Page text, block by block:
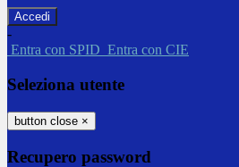
-
Entra con SPID Entra con CIE
Seleziona utente
button close ×
Recupero password